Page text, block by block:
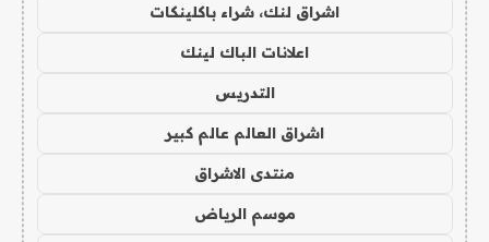
اشراق لنك، شراء باكلينكات
اعلانات الباك لينك
التدريس
اشراق العالم عالم كبير
منتدى الاشراق
موسم الرياض